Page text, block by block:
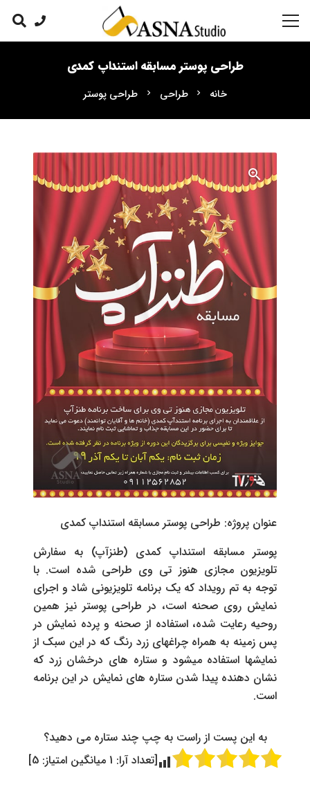
طراحی پوستر مسابقه استنداپ کمدی
خانه chevron_right طراحی chevron_right طراحی پوستر
عنوان پروژه: طراحی پوستر مسابقه استنداپ کمدی
پوستر مسابقه استنداپ کمدی (طنزآپ) به سفارش
تلویزیون مجازی هنوز تی وی طراحی شده است. با
توجه به تم رویداد که یک برنامه تلویزیونی شاد و اجرای
نمایش روی صحنه است، در طراحی پوستر نیز همین
روحیه رعایت شده، استفاده از صحنه و پرده نمایش در
پس زمینه به همراه چراغهای زرد رنگ که در این سبک از
نمایشها استفاده میشود و ستاره های درخشان زرد که
نشان دهنده پیدا شدن ستاره های نمایش در این برنامه
است.
به این پست از راست به چپ چند ستاره می دهید؟
[تعداد آرا: 1 میانگین امتیاز:5
]